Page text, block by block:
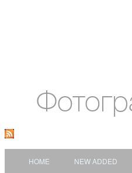
HOME NEW ADDED